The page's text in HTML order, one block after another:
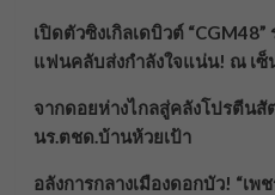
เปิดตัวซิงเกิลเดบิวต์
แฟนคลับส่งกำลังใจแน่น! ณ เซ็
จากดอยห่างไกลสู่คลังโปรตีน
นร.ตชด.บ้านห้วยเป้า
อลังการกลางเมืองดอกบัว! “เพ